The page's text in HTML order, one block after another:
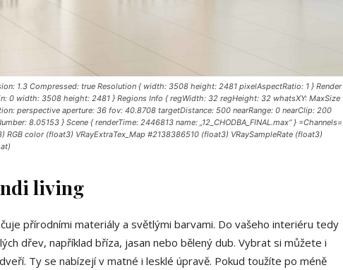
1.3 Compressed: true Resolution { width: 3508 height: 2481 pixelAspectRatio: 1 } Render
0 width: 3508 height: 2481 } Regions Info { regWidth: 32 regHeight: 32 whatsXY: MaxSize
perspective aperture: 36 fov: 40.8708 targetDistance: 500 nearRange: 0 nearClip: 200
8.05153 } Scene { renderTime: 2446813 name: „12_CHODBA_FINAL.max“ } =Channels=
color (float3) VRayExtraTex_Map #2138386510 (float3) VRaySampleRate (float3)
living
přírodními materiály a světlými barvami. Do vašeho interiéru tedy
dřev, například bříza, jasan nebo bělený dub. Vybrat si můžete i
Ty se nabízejí v matné i lesklé úpravě. Pokud toužíte po méně